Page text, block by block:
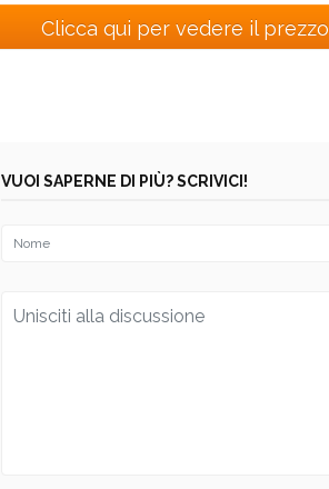
Clicca qui per vedere il prezzo
VUOI SAPERNE DI PIÙ? SCRIVICI!